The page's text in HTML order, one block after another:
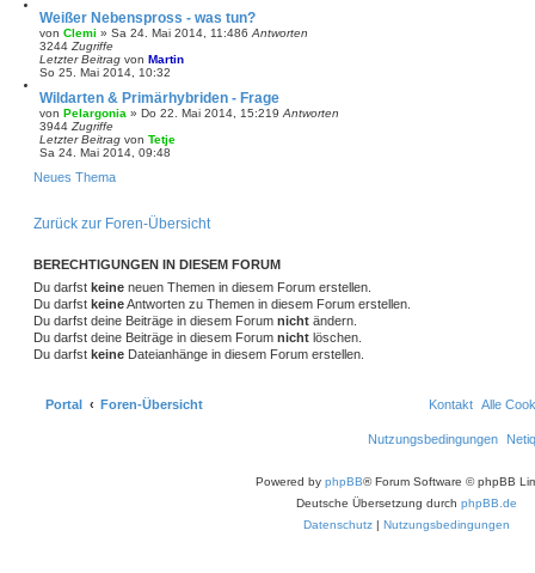
Weißer Nebenspross - was tun?
von Clemi » Sa 24. Mai 2014, 11:486 Antworten
3244 Zugriffe
Letzter Beitrag von Martin
So 25. Mai 2014, 10:32
Wildarten & Primärhybriden - Frage
von Pelargonia » Do 22. Mai 2014, 15:219 Antworten
3944 Zugriffe
Letzter Beitrag von Tetje
Sa 24. Mai 2014, 09:48
Neues Thema
Zurück zur Foren-Übersicht
BERECHTIGUNGEN IN DIESEM FORUM
Du darfst keine neuen Themen in diesem Forum erstellen.
Du darfst keineAntworten zu Themen in diesem Forum erstellen.
Du darfst deine Beiträge in diesem Forum nicht ändern.
Du darfst deine Beiträge in diesem Forum nicht löschen.
Du darfst keine Dateianhänge in diesem Forum erstellen.
Portal Foren-Übersicht Alle
Kontakt
Nutzungsbedingungen
Powered by phpBB® Forum Software © phpBB
Deutsche Übersetzung durch phpBB.de
Datenschutz | Nutzungsbedingungen